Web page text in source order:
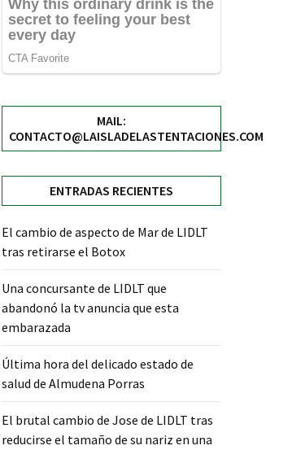
MAIL:
CONTACTO@LAISLADELASTENTACIONES.COM
ENTRADAS RECIENTES
El cambio de aspecto de Mar de LIDLT
tras retirarse el Botox
Una concursante de LIDLT que
abandonó la tv anuncia que esta
embarazada
Última hora del delicado estado de
salud de Almudena Porras
El brutal cambio de Jose de LIDLT tras
reducirse el tamaño de su nariz en una